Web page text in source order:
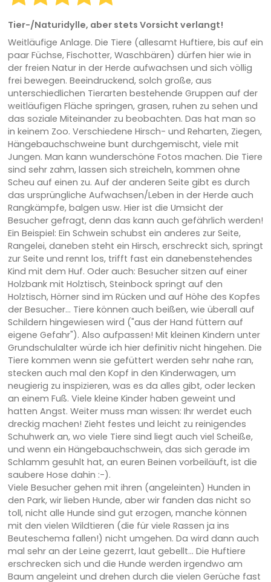
Tier-/Naturidylle, aber stets Vorsicht verlangt!
Weitläufige Anlage. Die Tiere (allesamt Huftiere, bis auf ein
paar Füchse, Fischotter, Waschbären) dürfen hier wie in
der freien Natur in der Herde aufwachsen und sich völlig
frei bewegen. Beeindruckend, solch große, aus
unterschiedlichen Tierarten bestehende Gruppen auf der
weitläufigen Fläche springen, grasen, ruhen zu sehen und
das soziale Miteinander zu beobachten. Das hat man so
in keinem Zoo. Verschiedene Hirsch- und Reharten, Ziegen,
Hängebauchschweine bunt durchgemischt, viele mit
Jungen. Man kann wunderschöne Fotos machen. Die Tiere
sind sehr zahm, lassen sich streicheln, kommen ohne
Scheu auf einen zu. Auf der anderen Seite gibt es durch
das ursprüngliche Aufwachsen/Leben in der Herde auch
Rangkämpfe, balgen usw. Hier ist die Umsicht der
Besucher gefragt, denn das kann auch gefährlich werden!
Ein Beispiel: Ein Schwein schubst ein anderes zur Seite,
Rangelei, daneben steht ein Hirsch, erschreckt sich, springt
zur Seite und rennt los, trifft fast ein danebenstehendes
Kind mit dem Huf. Oder auch: Besucher sitzen auf einer
Holzbank mit Holztisch, Steinbock springt auf den
Holztisch, Hörner sind im Rücken und auf Höhe des Kopfes
der Besucher... Tiere können auch beißen, wie überall auf
Schildern hingewiesen wird ("aus der Hand füttern auf
eigene Gefahr"). Also aufpassen! Mit kleinen Kindern unter
Grundschulalter würde ich hier definitiv nicht hingehen. Die
Tiere kommen wenn sie gefüttert werden sehr nahe ran,
stecken auch mal den Kopf in den Kinderwagen, um
neugierig zu inspizieren, was es da alles gibt, oder lecken
an einem Fuß. Viele kleine Kinder haben geweint und
hatten Angst. Weiter muss man wissen: Ihr werdet euch
dreckig machen! Zieht festes und leicht zu reinigendes
Schuhwerk an, wo viele Tiere sind liegt auch viel Scheiße,
und wenn ein Hängebauchschwein, das sich gerade im
Schlamm gesuhlt hat, an euren Beinen vorbeiläuft, ist die
saubere Hose dahin :-).
Viele Besucher gehen mit ihren (angeleinten) Hunden in
den Park, wir lieben Hunde, aber wir fanden das nicht so
toll, nicht alle Hunde sind gut erzogen, manche können
mit den vielen Wildtieren (die für viele Rassen ja ins
Beuteschema fallen!) nicht umgehen. Da wird dann auch
mal sehr an der Leine gezerrt, laut gebellt... Die Huftiere
erschrecken sich und die Hunde werden irgendwo am
Baum angeleint und drehen durch die vielen Gerüche fast